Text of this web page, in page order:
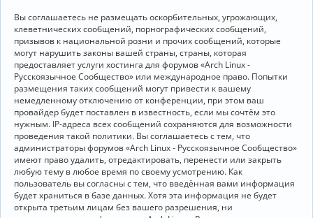
Вы соглашаетесь не размещать оскорбительных, угрожающих,
клеветнических сообщений, порнографических сообщений,
призывов к национальной розни и прочих сообщений, которые
могут нарушить законы вашей страны, страны, которая
предоставляет услуги хостинга для форумов «Arch Linux -
Русскоязычное Сообщество» или международное право. Попытки
размещения таких сообщений могут привести к вашему
немедленному отключению от конференции, при этом ваш
провайдер будет поставлен в известность, если мы сочтём это
нужным. IP-адреса всех сообщений сохраняются для возможности
проведения такой политики. Вы соглашаетесь с тем, что
администраторы форумов «Arch Linux - Русскоязычное Сообщество»
имеют право удалить, отредактировать, перенести или закрыть
любую тему в любое время по своему усмотрению. Как
пользователь вы согласны с тем, что введённая вами информация
будет храниться в базе данных. Хотя эта информация не будет
открыта третьим лицам без вашего разрешения, ни